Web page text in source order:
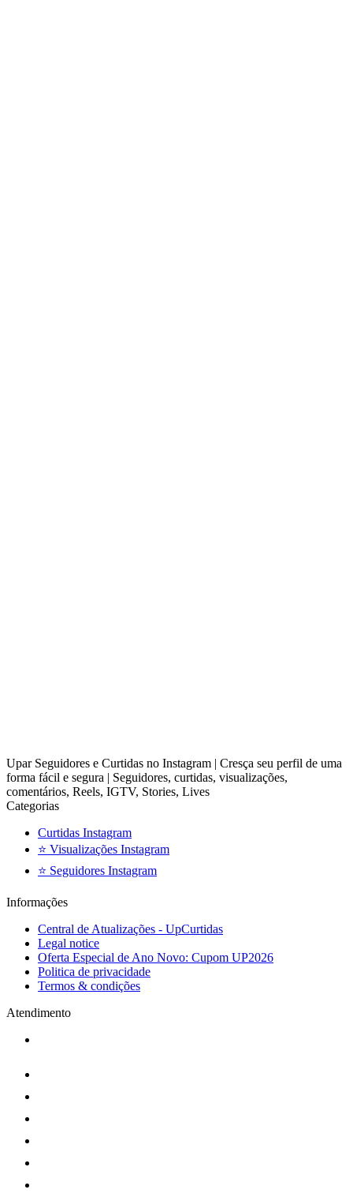
Upar Seguidores e Curtidas no Instagram | Cresça seu perfil de uma
forma fácil e segura | Seguidores, curtidas, visualizações,
comentários, Reels, IGTV, Stories, Lives
Categorias
Curtidas Instagram
⭐ Visualizações Instagram
⭐ Seguidores Instagram
Informações
Central de Atualizações - UpCurtidas
Legal notice
Oferta Especial de Ano Novo: Cupom UP2026
Politica de privacidade
Termos & condições
Atendimento